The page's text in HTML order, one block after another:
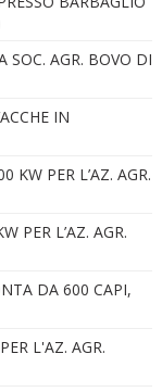
SOC. AGR. BOVO DI
IN
KW PER L’AZ. AGR.
PER L’AZ. AGR.
DA 600 CAPI,
L'AZ. AGR.